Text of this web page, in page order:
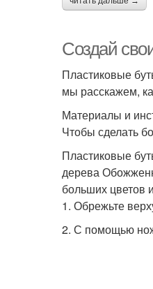
Создай
Пластиковые
мы расскажем,
Материалы и
Чтобы сделать
Пластиковые
дерева
больших цветов
1. Обрежьте
2. С помощью